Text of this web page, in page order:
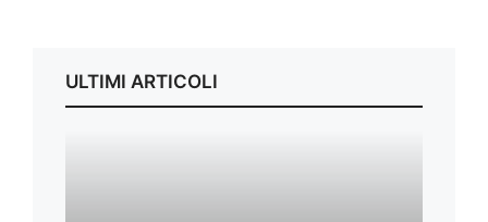
ULTIMI ARTICOLI